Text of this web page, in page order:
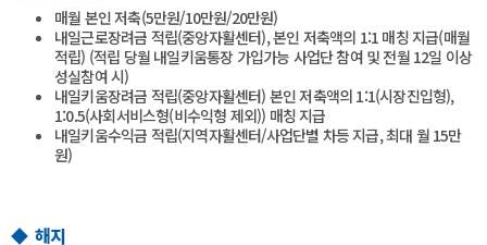
매월 본인 저축(5만원/10만원/20만원)
내일근로장려금 적립(중앙자활센터), 본인 저축액의 1:1 매칭 지급(매월
적립) (적립 당월 내일키움통장 가입가능 사업단 참여 및 전월 12일 이상
성실참여 시)
내일키움장려금 적립(중앙자활센터) 본인 저축액의 1:1(시장진입형),
1:0.5(사회서비스형(비수익형 제외)) 매칭 지급
내일키움수익금 적립(지역자활센터/사업단별 차등 지급, 최대 월 15만
원)
◆ 해지